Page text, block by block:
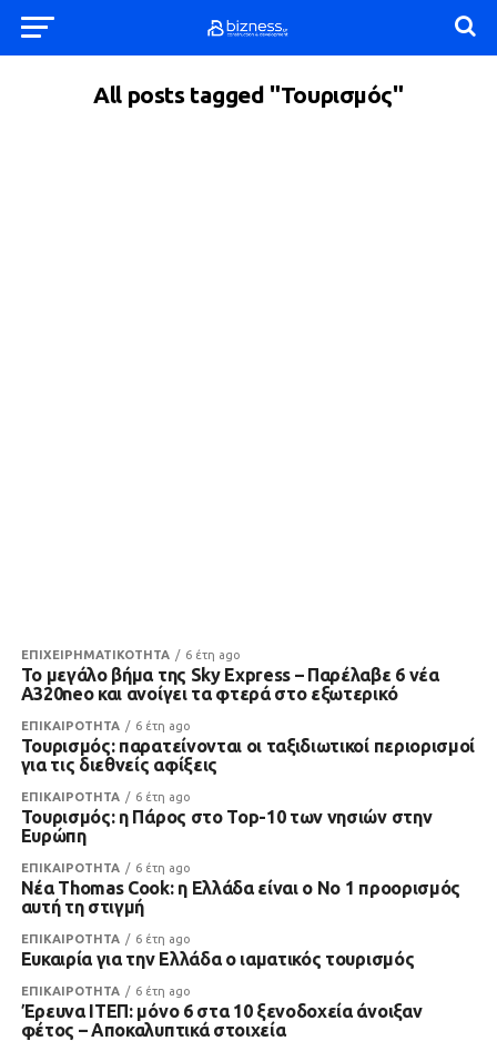
All posts tagged "Τουρισμός"
ΕΠΙΧΕΙΡΗΜΑΤΙΚΟΤΗΤΑ 6 έτη ago
Το μεγάλο βήμα της Sky Express – Παρέλαβε 6 νέα
A320neo και ανοίγει τα φτερά στο εξωτερικό
ΕΠΙΚΑΙΡΟΤΗΤΑ 6 έτη ago
Τουρισμός: παρατείνονται οι ταξιδιωτικοί περιορισμοί
για τις διεθνείς αφίξεις
ΕΠΙΚΑΙΡΟΤΗΤΑ 6 έτη ago
Τουρισμός: η Πάρος στο Top-10 των νησιών στην
Ευρώπη
ΕΠΙΚΑΙΡΟΤΗΤΑ 6 έτη ago
Νέα Thomas Cook: η Ελλάδα είναι ο Νο 1 προορισμός
αυτή τη στιγμή
ΕΠΙΚΑΙΡΟΤΗΤΑ 6 έτη ago
Ευκαιρία για την Ελλάδα ο ιαματικός τουρισμός
ΕΠΙΚΑΙΡΟΤΗΤΑ 6 έτη ago
Έρευνα ΙΤΕΠ: μόνο 6 στα 10 ξενοδοχεία άνοιξαν
φέτος – Αποκαλυπτικά στοιχεία